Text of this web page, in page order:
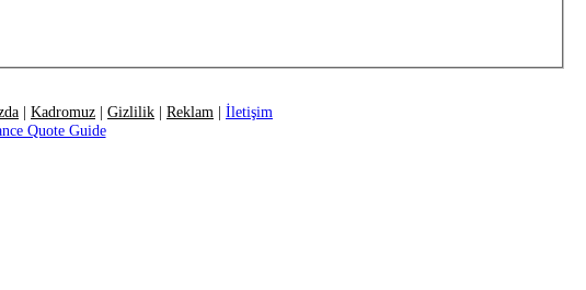
| Kadromuz | Gizlilik | Reklam | İletişim
Quote Guide